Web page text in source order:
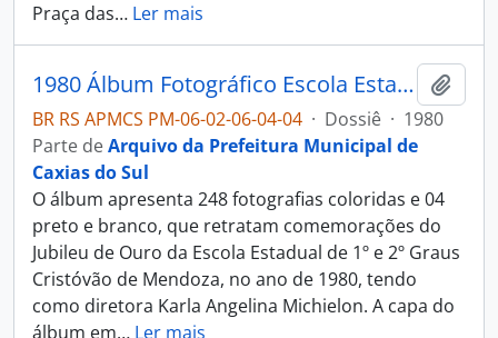
Praça das… Ler mais
1980 Álbum Fotográfico Escola Estadual Cristóvão de Mendoza
BR RS APMCS PM-06-02-06-04-04 · Dossiê · 1980
Parte deArquivo da Prefeitura Municipal de
Caxias do Sul
O álbum apresenta 248 fotografias coloridas e 04
preto e branco, que retratam comemorações do
Jubileu de Ouro da Escola Estadual de 1º e 2º Graus
Cristóvão de Mendoza, no ano de 1980, tendo
como diretora Karla Angelina Michielon. A capa do
álbum em… Ler mais